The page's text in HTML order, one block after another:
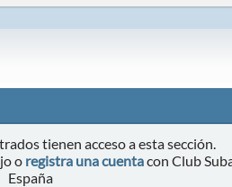
tienen acceso a esta sección.
o registra una cuentacon Club
España